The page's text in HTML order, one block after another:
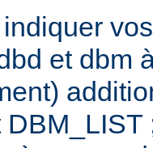
et dbm